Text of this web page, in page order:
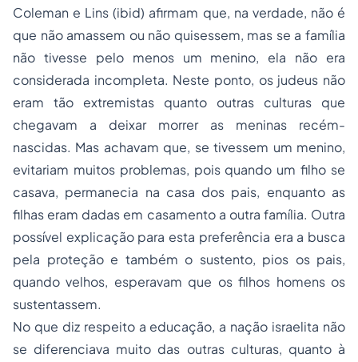
Coleman e Lins (ibid) afirmam que, na verdade, não é
que não amassem ou não quisessem, mas se a família
não tivesse pelo menos um menino, ela não era
considerada incompleta. Neste ponto, os judeus não
eram tão extremistas quanto outras culturas que
chegavam a deixar morrer as meninas recém-
nascidas. Mas achavam que, se tivessem um menino,
evitariam muitos problemas, pois quando um filho se
casava, permanecia na casa dos pais, enquanto as
filhas eram dadas em casamento a outra família. Outra
possível explicação para esta preferência era a busca
pela proteção e também o sustento, pios os pais,
quando velhos, esperavam que os filhos homens os
sustentassem.
No que diz respeito a educação, a nação israelita não
se diferenciava muito das outras culturas, quanto à